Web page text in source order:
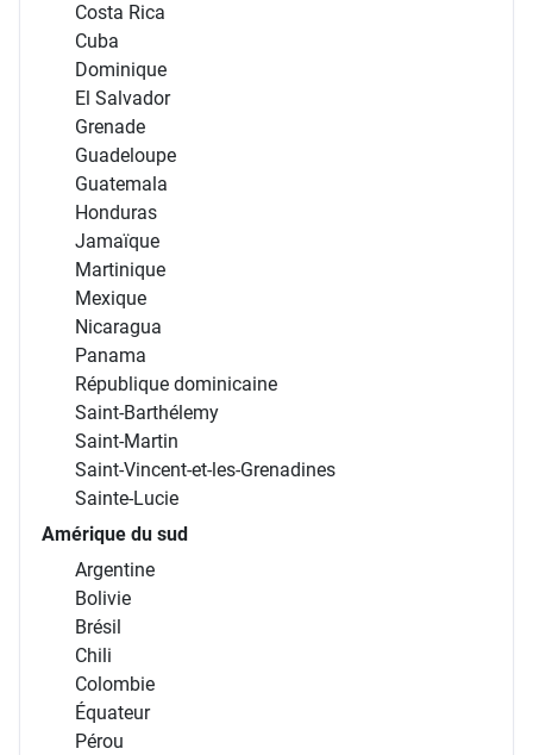
Costa Rica
Cuba
Dominique
El Salvador
Grenade
Guadeloupe
Guatemala
Honduras
Jamaïque
Martinique
Mexique
Nicaragua
Panama
République dominicaine
Saint-Barthélemy
Saint-Martin
Saint-Vincent-et-les-Grenadines
Sainte-Lucie
Amérique du sud
Argentine
Bolivie
Brésil
Chili
Colombie
Équateur
Pérou